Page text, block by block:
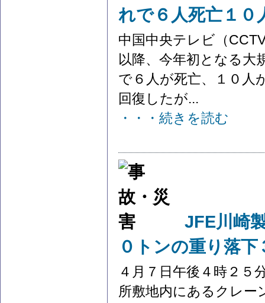
れで６人死亡１０
中国中央テレビ（
以降、今年初となる大
で６人が死亡、１０人
回復したが...
・・・続きを読む
JFE川崎
０トンの重り落
４月７日午後４時２５
所敷地内にあるクレー